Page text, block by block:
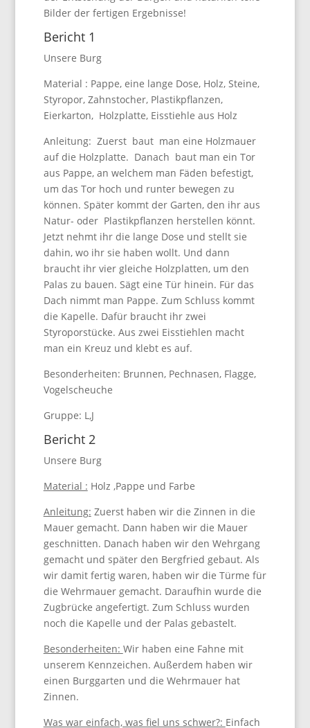
Bilder der fertigen Ergebnisse!
Bericht 1
Unsere Burg
Material : Pappe, eine lange Dose, Holz, Steine,
Styropor, Zahnstocher, Plastikpflanzen,
Eierkarton, Holzplatte, Eisstiehle aus Holz
Anleitung: Zuerst baut man eine Holzmauer
auf die Holzplatte. Danach baut man ein Tor
aus Pappe, an welchem man Fäden befestigt,
um das Tor hoch und runter bewegen zu
können. Später kommt der Garten, den ihr aus
Natur- oder Plastikpflanzen herstellen könnt.
Jetzt nehmt ihr die lange Dose und stellt sie
dahin, wo ihr sie haben wollt. Und dann
braucht ihr vier gleiche Holzplatten, um den
Palas zu bauen. Sägt eine Tür hinein. Für das
Dach nimmt man Pappe. Zum Schluss kommt
die Kapelle. Dafür braucht ihr zwei
Styroporstücke. Aus zwei Eisstiehlen macht
man ein Kreuz und klebt es auf.
Besonderheiten: Brunnen, Pechnasen, Flagge,
Vogelscheuche
Gruppe: L,J
Bericht 2
Unsere Burg
Material : Holz ,Pappe und Farbe
Anleitung: Zuerst haben wir die Zinnen in die
Mauer gemacht. Dann haben wir die Mauer
geschnitten. Danach haben wir den Wehrgang
gemacht und später den Bergfried gebaut. Als
wir damit fertig waren, haben wir die Türme für
die Wehrmauer gemacht. Daraufhin wurde die
Zugbrücke angefertigt. Zum Schluss wurden
noch die Kapelle und der Palas gebastelt.
Besonderheiten: Wir haben eine Fahne mit
unserem Kennzeichen. Außerdem haben wir
einen Burggarten und die Wehrmauer hat
Zinnen.
Was war einfach, was fiel uns schwer?: Einfach